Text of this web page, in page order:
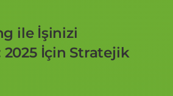
ile İşinizi
İçin Stratejik